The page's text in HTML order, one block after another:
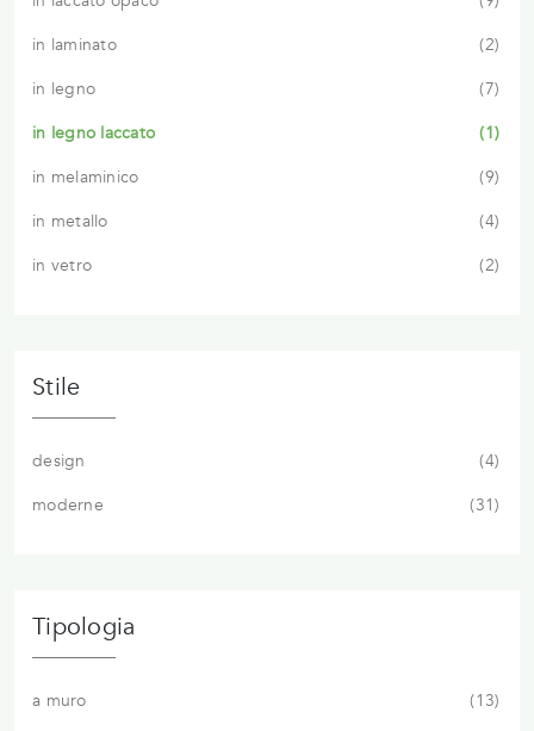
in laminato
2
in legno
7
in legno laccato
1
in melaminico
9
in metallo
4
in vetro
2
Stile
design
4
moderne
31
Tipologia
a muro
13